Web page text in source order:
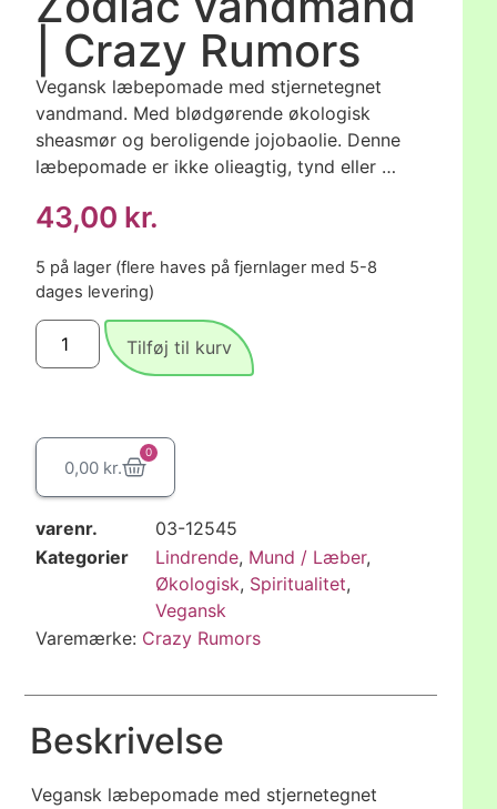
| Crazy Rumors
Vegansk læbepomade med stjernetegnet
vandmand. Med blødgørende økologisk
sheasmør og beroligende jojobaolie. Denne
læbepomade er ikke olieagtig, tynd eller …
43,00 kr.
5 på lager (flere haves på fjernlager med 5-8
dages levering)
Tilføj til kurv
0,00 kr.
0
varenr.
03-12545
Kategorier
Lindrende, Mund / Læber,
Økologisk, Spiritualitet,
Vegansk
Varemærke: Crazy Rumors
Beskrivelse
Vegansk læbepomade med stjernetegnet